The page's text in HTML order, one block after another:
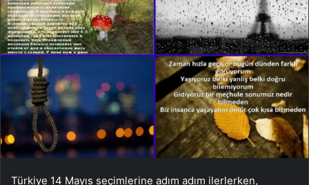
Türkiye 14 Mayıs seçimlerine adım adım ilerlerken,